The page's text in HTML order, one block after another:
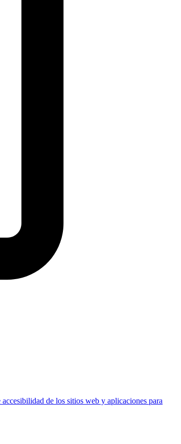
de los sitios web y aplicaciones para